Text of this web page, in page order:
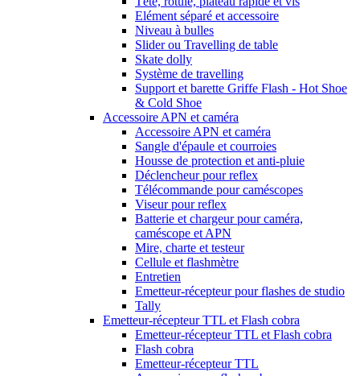
Elément séparé et accessoire
Niveau à bulles
Slider ou Travelling de table
Skate dolly
Système de travelling
Support et barette Griffe Flash - Hot Shoe
& Cold Shoe
Accessoire APN et caméra
Accessoire APN et caméra
Sangle d'épaule et courroies
Housse de protection et anti-pluie
Déclencheur pour reflex
Télécommande pour caméscopes
Viseur pour reflex
Batterie et chargeur pour caméra,
caméscope et APN
Mire, charte et testeur
Cellule et flashmètre
Entretien
Emetteur-récepteur pour flashes de studio
Tally
Emetteur-récepteur TTL et Flash cobra
Emetteur-récepteur TTL et Flash cobra
Flash cobra
Emetteur-récepteur TTL